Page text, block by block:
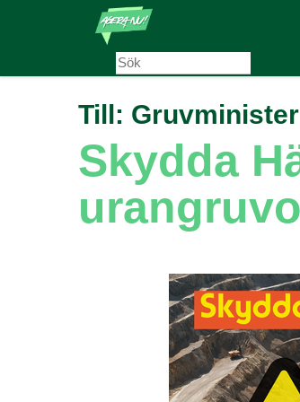
Till:
Skydda